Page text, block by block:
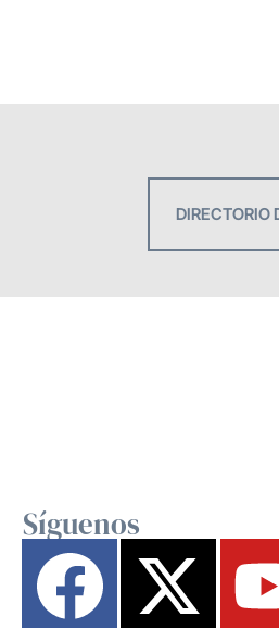
DIRECTORIO
Síguenos